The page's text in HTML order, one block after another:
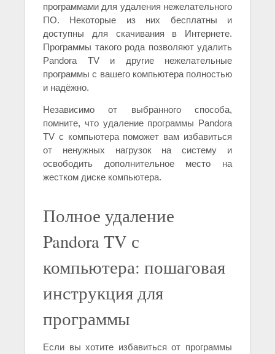
программами для удаления нежелательного
ПО. Некоторые из них бесплатны и
доступны для скачивания в Интернете.
Программы такого рода позволяют удалить
Pandora TV и другие нежелательные
программы с вашего компьютера полностью
и надёжно.
Независимо от выбранного способа,
помните, что удаление программы Pandora
TV с компьютера поможет вам избавиться
от ненужных нагрузок на систему и
освободить дополнительное место на
жестком диске компьютера.
Полное удаление
Pandora TV с
компьютера: пошаговая
инструкция для
программы
Если вы хотите избавиться от программы